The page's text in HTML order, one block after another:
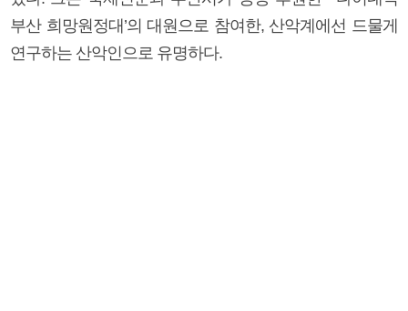
부산 희망원정대’의 대원으로 참여한, 산악계에선 드물게
연구하는 산악인으로 유명하다.